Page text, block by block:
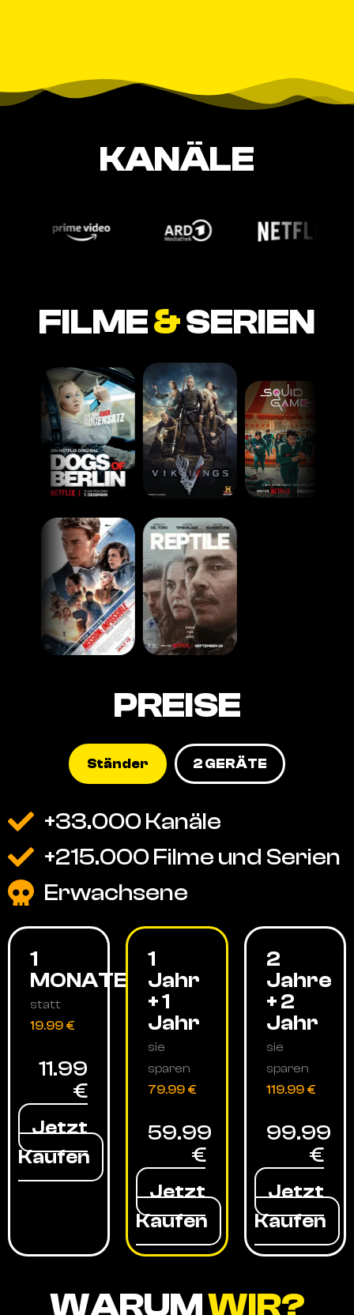
KANÄLE
FILME&SERIEN
PREISE
Ständer 2 GERÄTE
+33.000 Kanäle
+215.000 Filme und Serien
Erwachsene
1
MONATE
statt
19.99 €
11.99
€
Jetzt
Kaufen
1
Jahr
+ 1
Jahr
sie
sparen
79.99 €
59.99
€
Jetzt
Kaufen
2
Jahre
+ 2
Jahr
sie
sparen
119.99 €
99.99
€
Jetzt
Kaufen
WARUMWIR?